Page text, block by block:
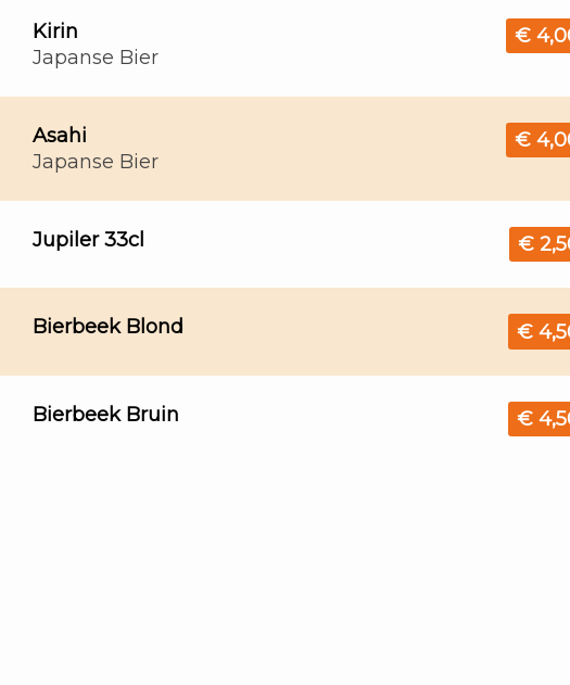
Kirin
Japanse Bier
€
Asahi
​Japanse Bier
€
Jupiler 33cl €
Bierbeek Blond €
Bierbeek Bruin €